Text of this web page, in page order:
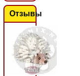
Отзывы